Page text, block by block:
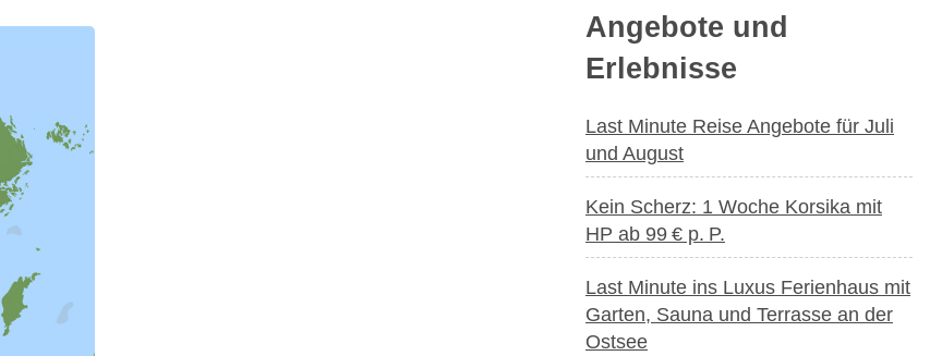
Angebote und
Erlebnisse
Last Minute Reise Angebote für Juli
und August
Kein Scherz: 1 Woche Korsika mit
HP ab 99 € p. P.
Last Minute ins Luxus Ferienhaus mit
Garten, Sauna und Terrasse an der
Ostsee